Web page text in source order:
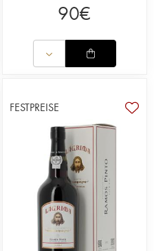
90€
FESTPREISE